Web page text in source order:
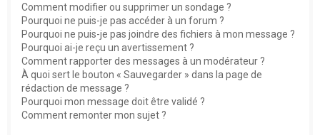
Comment modifier ou supprimer un sondage ?
Pourquoi ne puis-je pas accéder à un forum ?
Pourquoi ne puis-je pas joindre des fichiers à mon message ?
Pourquoi ai-je reçu un avertissement ?
Comment rapporter des messages à un modérateur ?
À quoi sert le bouton « Sauvegarder » dans la page de
rédaction de message ?
Pourquoi mon message doit être validé ?
Comment remonter mon sujet ?